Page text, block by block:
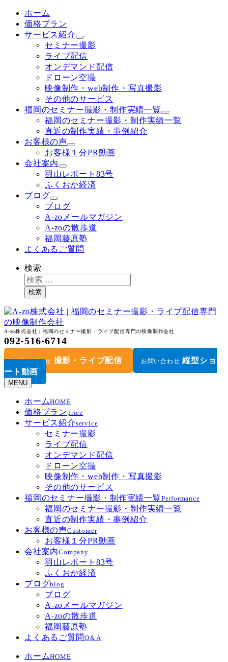
ホーム
価格プラン
サービス紹介
セミナー撮影
ライブ配信
オンデマンド配信
ドローン空撮
映像制作・web制作・写真撮影
その他のサービス
福岡のセミナー撮影・制作実績一覧
福岡のセミナー撮影・制作実績一覧
直近の制作実績・事例紹介
お客様の声
お客様１分PR動画
会社案内
羽山レポート83号
ふくおか経済
ブログ
ブログ
A-zoメールマガジン
A-zoの散歩道
福岡藤原塾
よくあるご質問
検索
検索
A-zo株式会社 | 福岡のセミナー撮影・ライブ配信専門の映像制作会社
092-516-6714
お問い合わせ 撮影・ライブ配信 お問い合わせ 縦型ショ
ート動画
MENU
ホームHOME
価格プランprice
サービス紹介service
セミナー撮影
ライブ配信
オンデマンド配信
ドローン空撮
映像制作・web制作・写真撮影
その他のサービス
福岡のセミナー撮影・制作実績一覧Performance
福岡のセミナー撮影・制作実績一覧
直近の制作実績・事例紹介
お客様の声Customer
お客様１分PR動画
会社案内Company
羽山レポート83号
ふくおか経済
ブログblog
ブログ
A-zoメールマガジン
A-zoの散歩道
福岡藤原塾
よくあるご質問 Q＆A
ホームHOME